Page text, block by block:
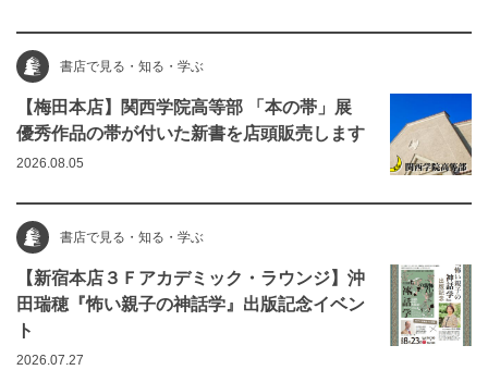
書店で見る・知る・学ぶ
【梅田本店】関西学院高等部 「本の帯」展
優秀作品の帯が付いた新書を店頭販売します
2026.08.05
書店で見る・知る・学ぶ
【新宿本店３Ｆアカデミック・ラウンジ】沖
田瑞穂『怖い親子の神話学』出版記念イベン
ト
2026.07.27